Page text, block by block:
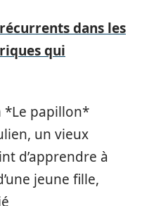
dans les
qui
*Le papillon*
un vieux
d’apprendre à
jeune fille,